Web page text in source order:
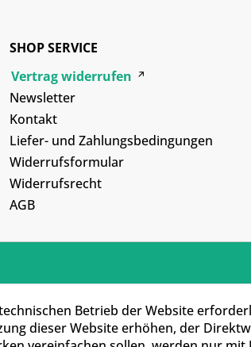
SHOP SERVICE
Vertrag widerrufen
Newsletter
Kontakt
Liefer- und Zahlungsbedingungen
Widerrufsformular
Widerrufsrecht
AGB
Betrieb der Website
dieser Website erhöhen, der